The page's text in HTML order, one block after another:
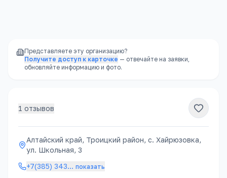
Представляете эту организацию?
Получите доступ к карточке — отвечайте на заявки,
обновляйте информацию и фото.
1 отзывов
Алтайский край, Троицкий район, с. Хайрюзовка,
ул. Школьная, 3
+7(385) 343… показать